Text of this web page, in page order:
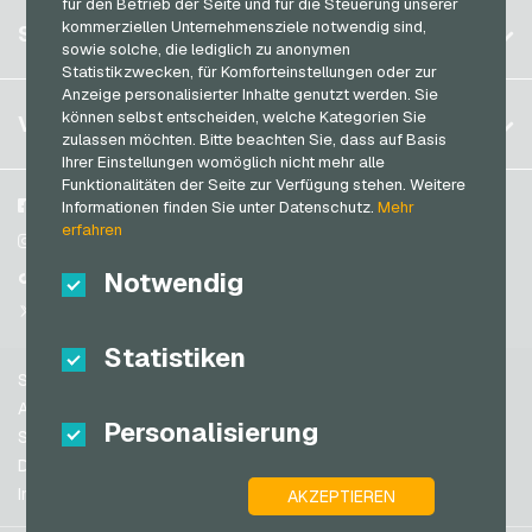
kommerziellen Unternehmensziele notwendig sind,
sowie solche, die lediglich zu anonymen
Statistikzwecken, für Komforteinstellungen oder zur
Anzeige personalisierter Inhalte genutzt werden. Sie
können selbst entscheiden, welche Kategorien Sie
zulassen möchten. Bitte beachten Sie, dass auf Basis
Ihrer Einstellungen womöglich nicht mehr alle
Funktionalitäten der Seite zur Verfügung stehen. Weitere
Informationen finden Sie unter Datenschutz.Mehr
erfahren
Notwendig
Statistiken
Personalisierung
AKZEPTIEREN
OTTO Geschenkkarten
PeterPane Geschenkkarten
Rewe Geschenkkarten
Rituals Geschenkkarten
roastmarket Geschenkkarten
Rossmann Geschenkkarten
RTL+ Geschenkkarten
Saturn Geschenkkarten
Shell Geschenkkarten
Spotify Premium Geschenkkarten
Transcash Bezahlkarten
Deutschland (DE)
Deutschland (EN)
Frankreich
Italien
Niederlande
Österreich
Portugal
Schweiz (DE)
Schweiz (IT)
USA (EN)
Registrieren
Anmelden
Mein Warenkorb
SERVICE
FAQ
Zahlungsmethoden
&Widerrufsrecht
Datenschutzrichtlinien
VGO-SHOP
Über uns
Blog
Partner
Facebook
Instagram
TikTok
Support
AGB
Sicherheit & Verifikation
Datenschutzrichtlinien
Impressum